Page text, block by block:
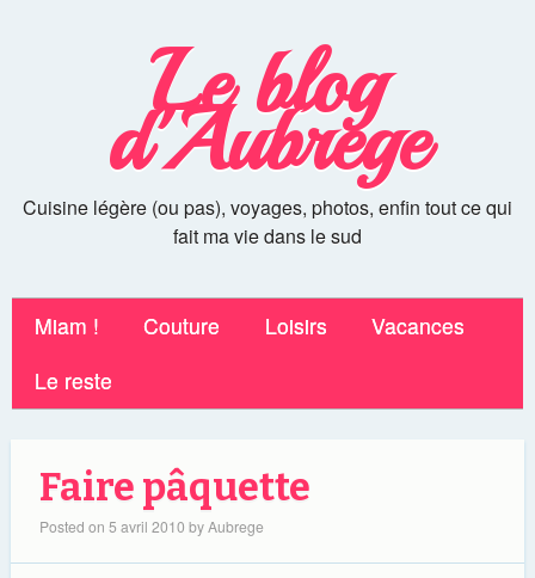
Le blog
d'Aubrege
Cuisine légère (ou pas), voyages, photos, enfin tout ce qui
fait ma vie dans le sud
Miam ! Couture Loisirs
Vacances
Le reste
Faire pâquette
Posted on 5 avril 2010 byAubrege